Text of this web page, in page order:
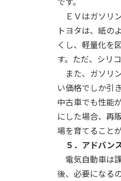
ＥＶはガソリ
トヨタは、紙の
くし、軽量化を
す。ただ、シリ
また、ガソリ
い価格でしか引
中古車でも性能
にした場合、再
場を育てること
５．アドバン
電気自動車は
後、必要になる